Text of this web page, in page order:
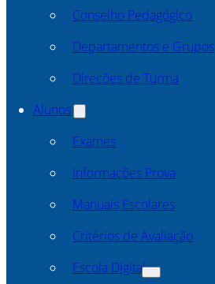
Conselho Pedagógico
Departamentos e Grupos
Direcões de Turma
Alunos
Exames
Informações Prova
Manuais Escolares
Critérios de Avaliação
Escola Digital